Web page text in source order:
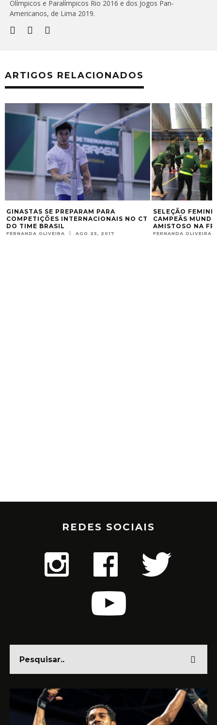
Olímpicos e Paralímpicos Rio 2016 e dos Jogos Pan-
Americanos, de Lima 2019.
ARTIGOS RELACIONADOS
GINASTAS SE PREPARAM PARA
COMPETIÇÕES INTERNACIONAIS NO CT
DO TIME BRASIL
FERNANDA OLIVEIRA AGO 25, 2017
SELEÇÃO
CAMPEÃS
AMISTOSO NA
FERNANDA OLIVEIRA
REDES SOCIAIS